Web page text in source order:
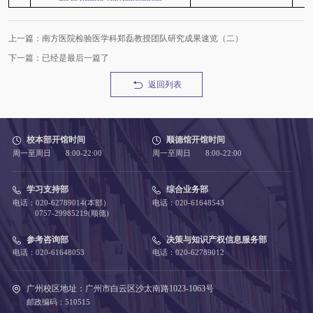
上一篇：南方医院检验医学科郑磊教授团队研究成果速览（二）
下一篇：已经是最后一篇了
返回列表
校本部开馆时间
周一至周日 8:00-22:00
顺德馆开馆时间
周一至周日 8:00-22:00
学习支持部
电话：020-62789014(本部）
0757-29985219(顺德)
综合业务部
电话：020-61648543
参考咨询部
电话：020-61648053
决策与知识产权信息服务部
电话：020-62789012
广州校区地址：广州市白云区沙太南路1023-1063号
邮政编码：510515